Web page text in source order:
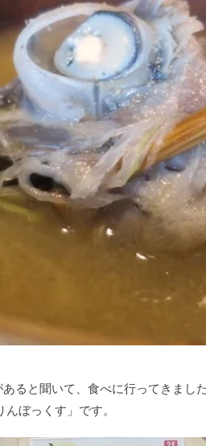
ると聞いて、食べに行ってきまし
ぼっくす」です。